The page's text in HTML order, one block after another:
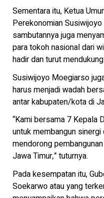
Sementara itu, Ketua
Perekonomian
sambutannya juga
para tokoh nasional dari
hadir dan turut
Susiwijoyo Moegiarso
harus menjadi wadah
antar kabupaten/kota di
“Kami bersama 7 Kepala
untuk membangun sinergi
mendorong
Jawa Timur,” tuturnya.
Pada kesempatan itu,
Soekarwo atau yang